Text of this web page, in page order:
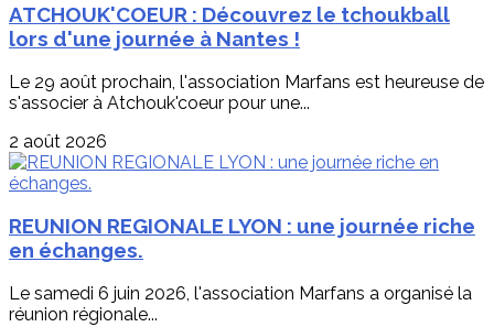
ATCHOUK'COEUR : Découvrez le tchoukball
lors d'une journée à Nantes !
Le 29 août prochain, l'association Marfans est heureuse de
s'associer à Atchouk'coeur pour une...
2 août 2026
REUNION REGIONALE LYON : une journée riche
en échanges.
Le samedi 6 juin 2026, l'association Marfans a organisé la
réunion régionale...